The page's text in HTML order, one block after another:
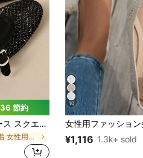
節約
ージェーン バレエシューズ クリスタルグリッド パーティー ウェディング 夏用サンダル
に 新着 女性用フラット
10
¥1,116 1.3k+ sold